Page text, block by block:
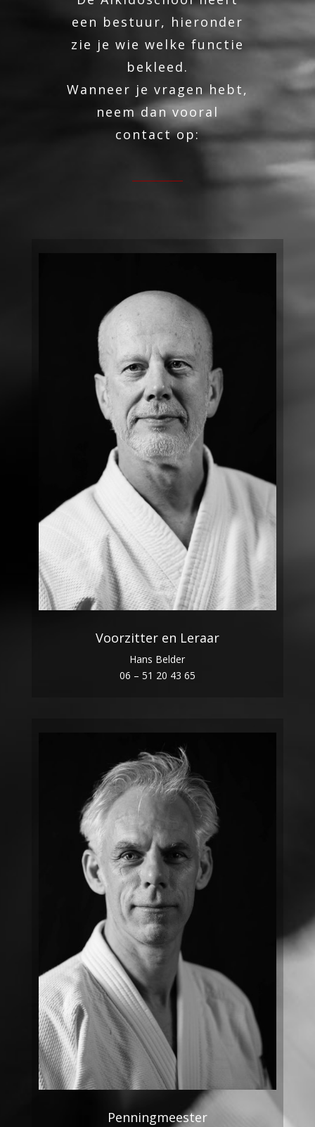
een bestuur, hieronder
zie je wie welke functie
bekleed.
Wanneer je vragen hebt,
neem dan vooral
contact op:
Voorzitter en Leraar
Hans Belder
06 – 51 20 43 65
Penningmeester